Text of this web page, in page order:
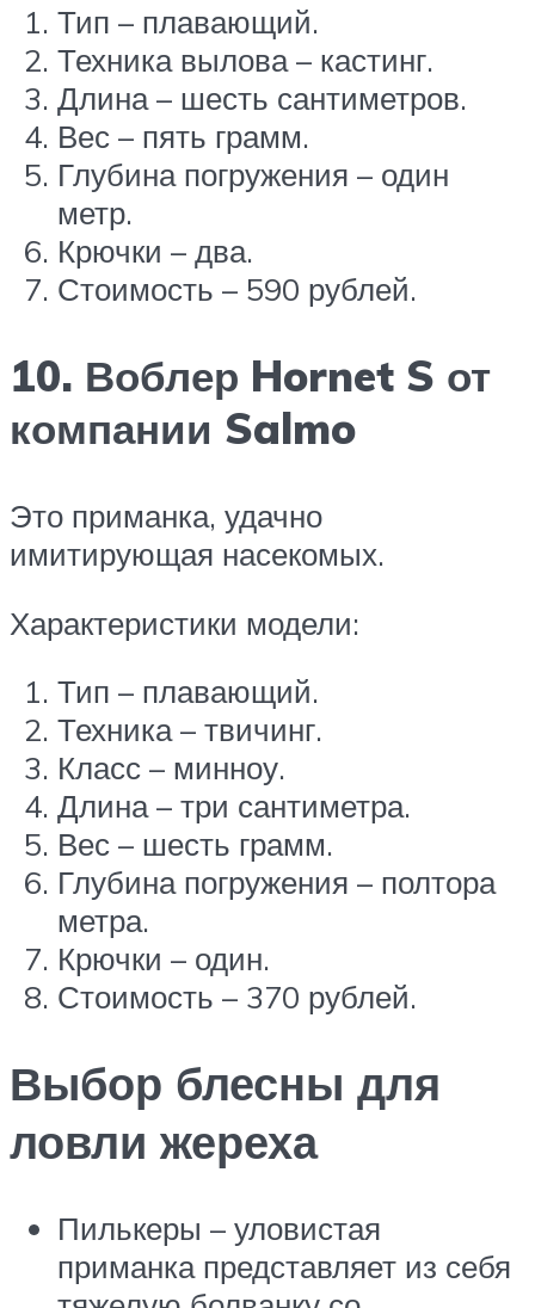
Тип – плавающий.
Техника вылова – кастинг.
Длина – шесть сантиметров.
Вес – пять грамм.
Глубина погружения – один
метр.
Крючки – два.
Стоимость – 590 рублей.
10. Воблер Hornet S от
компании Salmo
Это приманка, удачно
имитирующая насекомых.
Характеристики модели:
Тип – плавающий.
Техника – твичинг.
Класс – минноу.
Длина – три сантиметра.
Вес – шесть грамм.
Глубина погружения – полтора
метра.
Крючки – один.
Стоимость – 370 рублей.
Выбор блесны для
ловли жереха
Пилькеры – уловистая
приманка представляет из себя